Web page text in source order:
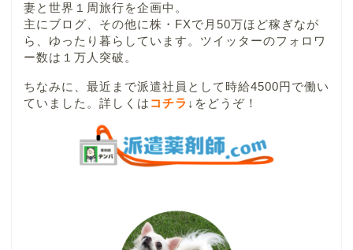
妻と世界１周旅行を企画中。
主にブログ、その他に株・FXで月50万ほど稼ぎなが
ら、ゆったり暮らしています。ツイッターのフォロワ
ー数は１万人突破。
ちなみに、最近まで派遣社員として時給4500円で働い
ていました。詳しくは コチラ ↓ をどうぞ！